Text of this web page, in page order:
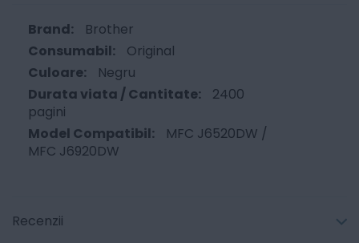
Brother
Original
Negru
2400
pagini
MFC J6520DW /
MFC J6920DW
Recenzii